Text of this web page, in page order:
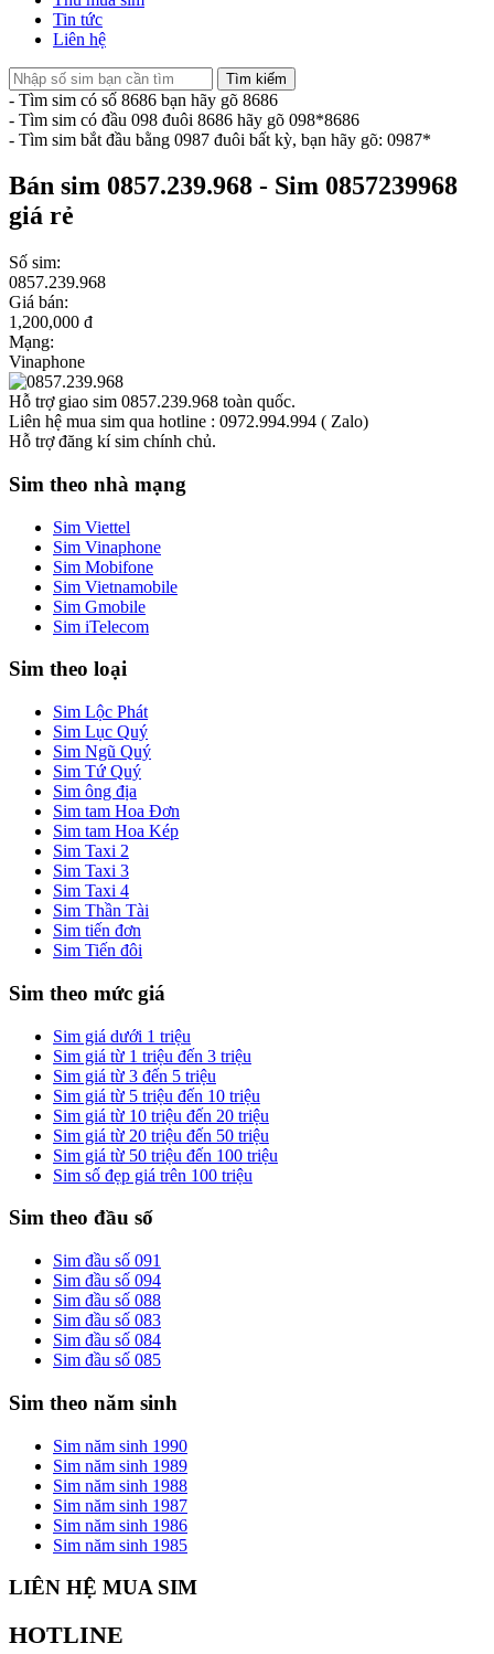
Tin tức
Liên hệ
Tìm kiếm
- Tìm sim có số 8686 bạn hãy gõ 8686
- Tìm sim có đầu 098 đuôi 8686 hãy gõ 098*8686
- Tìm sim bắt đầu bằng 0987 đuôi bất kỳ, bạn hãy gõ: 0987*
Bán sim 0857.239.968 - Sim 0857239968
giá rẻ
Số sim:
0857.239.968
Giá bán:
1,200,000 đ
Mạng:
Vinaphone
Hỗ trợ giao sim 0857.239.968 toàn quốc.
Liên hệ mua sim qua hotline : 0972.994.994 ( Zalo)
Hỗ trợ đăng kí sim chính chủ.
Sim theo nhà mạng
Sim Viettel
Sim Vinaphone
Sim Mobifone
Sim Vietnamobile
Sim Gmobile
Sim iTelecom
Sim theo loại
Sim Lộc Phát
Sim Lục Quý
Sim Ngũ Quý
Sim Tứ Quý
Sim ông địa
Sim tam Hoa Đơn
Sim tam Hoa Kép
Sim Taxi 2
Sim Taxi 3
Sim Taxi 4
Sim Thần Tài
Sim tiến đơn
Sim Tiến đôi
Sim theo mức giá
Sim giá dưới 1 triệu
Sim giá từ 1 triệu đến 3 triệu
Sim giá từ 3 đến 5 triệu
Sim giá từ 5 triệu đến 10 triệu
Sim giá từ 10 triệu đến 20 triệu
Sim giá từ 20 triệu đến 50 triệu
Sim giá từ 50 triệu đến 100 triệu
Sim số đẹp giá trên 100 triệu
Sim theo đầu số
Sim đầu số 091
Sim đầu số 094
Sim đầu số 088
Sim đầu số 083
Sim đầu số 084
Sim đầu số 085
Sim theo năm sinh
Sim năm sinh 1990
Sim năm sinh 1989
Sim năm sinh 1988
Sim năm sinh 1987
Sim năm sinh 1986
Sim năm sinh 1985
LIÊN HỆ MUA SIM
HOTLINE